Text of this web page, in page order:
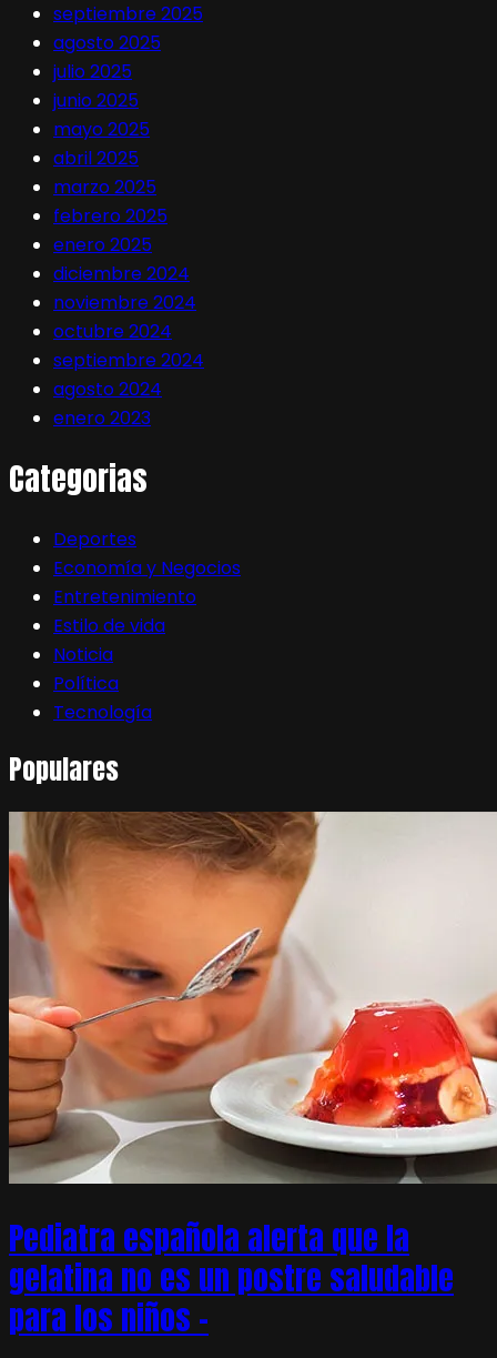
septiembre 2025
agosto 2025
julio 2025
junio 2025
mayo 2025
abril 2025
marzo 2025
febrero 2025
enero 2025
diciembre 2024
noviembre 2024
octubre 2024
septiembre 2024
agosto 2024
enero 2023
Categorias
Deportes
Economía y Negocios
Entretenimiento
Estilo de vida
Noticia
Política
Tecnología
Populares
Pediatra española alerta que la
gelatina no es un postre saludable
para los niños –